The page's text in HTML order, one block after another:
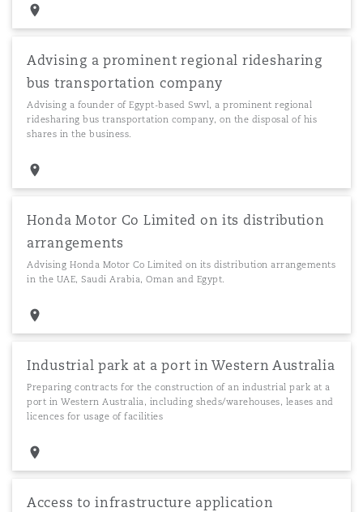
Advising a prominent regional ridesharing
bus transportation company
Advising a founder of Egypt-based Swvl, a prominent regional
ridesharing bus transportation company, on the disposal of his
shares in the business.
Honda Motor Co Limited on its distribution
arrangements
Advising Honda Motor Co Limited on its distribution arrangements
in the UAE, Saudi Arabia, Oman and Egypt.
Industrial park at a port in Western Australia
Preparing contracts for the construction of an industrial park at a
port in Western Australia, including sheds/warehouses, leases and
licences for usage of facilities
Access to infrastructure application